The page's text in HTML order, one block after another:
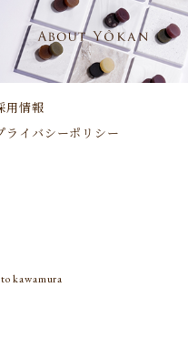
用情報
ライバシーポリシー
kawamura